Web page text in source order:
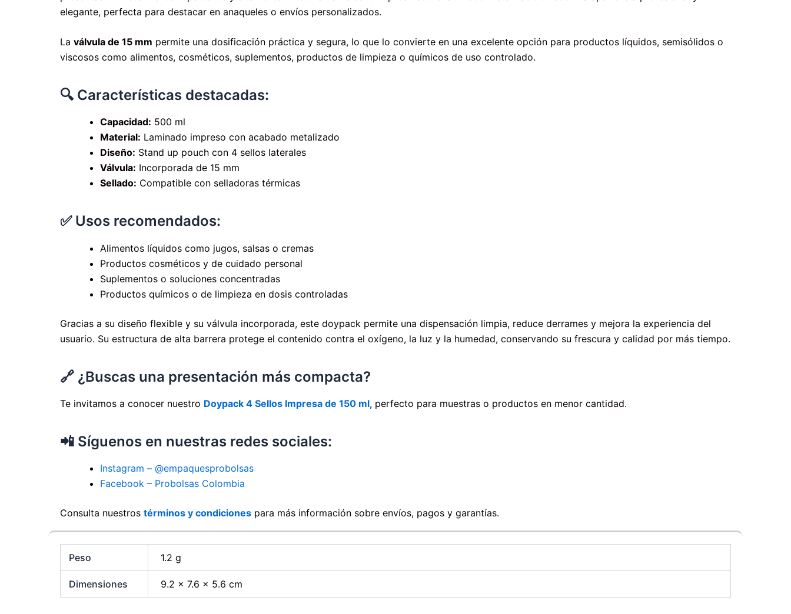
elegante, perfecta para destacar en anaqueles o envíos personalizados.
La válvula de 15 mm permite una dosificación práctica y segura, lo que lo convierte en una excelente opción para productos líquidos, semisólidos o
viscosos como alimentos, cosméticos, suplementos, productos de limpieza o químicos de uso controlado.
🔍 Características destacadas:
Capacidad: 500 ml
Material: Laminado impreso con acabado metalizado
Diseño: Stand up pouch con 4 sellos laterales
Válvula: Incorporada de 15 mm
Sellado: Compatible con selladoras térmicas
✅ Usos recomendados:
Alimentos líquidos como jugos, salsas o cremas
Productos cosméticos y de cuidado personal
Suplementos o soluciones concentradas
Productos químicos o de limpieza en dosis controladas
Gracias a su diseño flexible y su válvula incorporada, este doypack permite una dispensación limpia, reduce derrames y mejora la experiencia del
usuario. Su estructura de alta barrera protege el contenido contra el oxígeno, la luz y la humedad, conservando su frescura y calidad por más tiempo.
🔗 ¿Buscas una presentación más compacta?
Te invitamos a conocer nuestro Doypack 4 Sellos Impresa de 150 ml, perfecto para muestras o productos en menor cantidad.
📲 Síguenos en nuestras redes sociales:
Instagram – @empaquesprobolsas
Facebook – Probolsas Colombia
Consulta nuestros términos y condiciones para más información sobre envíos, pagos y garantías.
Peso 1.2 g
Dimensiones 9.2 × 7.6 × 5.6 cm